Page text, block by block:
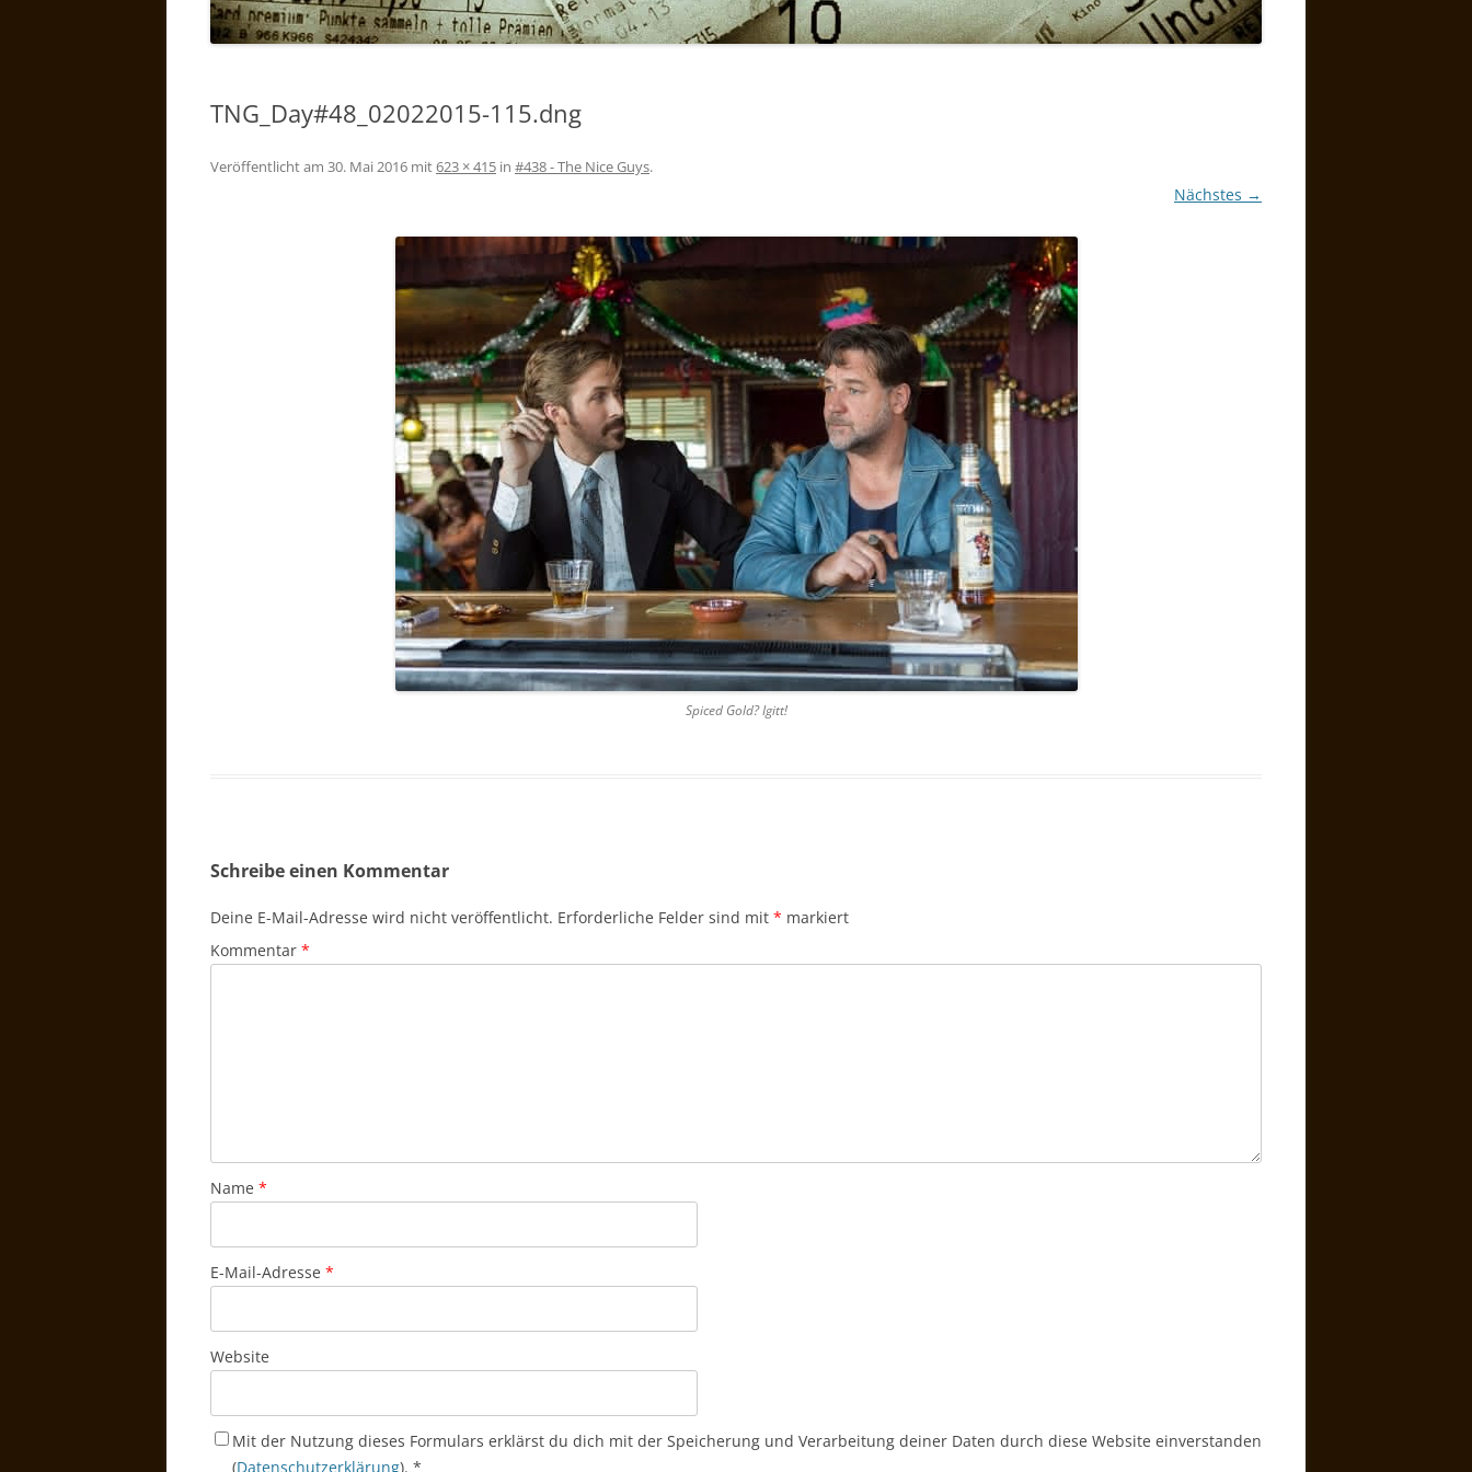
TNG_Day#48_02022015-115.dng
Veröffentlicht am 30. Mai 2016 mit623 × 415 in #438 - The Nice Guys.
Nächstes →
Spiced Gold? Igitt!
Schreibe einen Kommentar
Deine E-Mail-Adresse wird nicht veröffentlicht. Erforderliche Felder sind mit * markiert
Kommentar *
Name *
E-Mail-Adresse *
Website
Mit der Nutzung dieses Formulars erklärst du dich mit der Speicherung und Verarbeitung deiner Daten durch diese Website einverstanden
(Datenschutzerklärung). *